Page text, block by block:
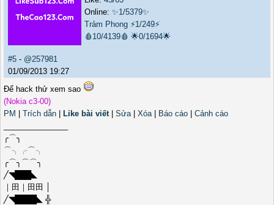
Online: ✨1/5379✨
Trảm Phong ⚡1/249⚡
🩸10/4139🩸 🌟0/1694🌟
#5 - @257981
01/09/2013 19:27
Để hack thử xem sao
(Nokia c3-00)
PM
Trích dẫn Like bài viết| Sửa| Xóa| Báo cáo
Cảnh cáo
╭⌒╮
⌒╮╭⌒╮
╭⌒╮⌒⌒╮
╱◥███◣
｜田｜田田 │
╱◥████◣ ╬